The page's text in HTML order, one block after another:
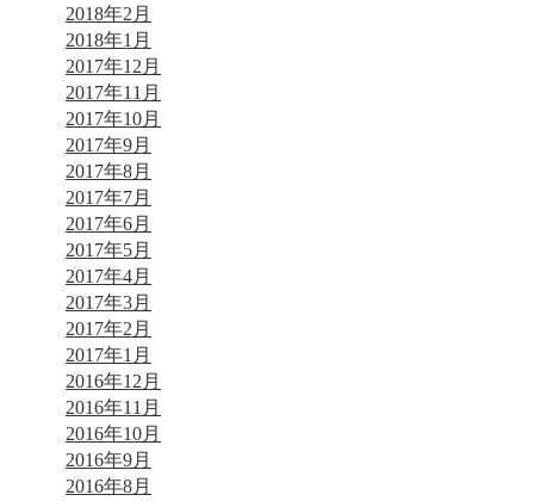
2018年2月
2018年1月
2017年12月
2017年11月
2017年10月
2017年9月
2017年8月
2017年7月
2017年6月
2017年5月
2017年4月
2017年3月
2017年2月
2017年1月
2016年12月
2016年11月
2016年10月
2016年9月
2016年8月